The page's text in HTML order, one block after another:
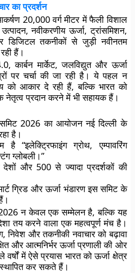
का प्रदर्शन
20,000 वर्ग मीटर में फैली विशाल
नवीकरणीय ऊर्जा, ट्रांसमिशन,
डिजिटल तकनीकों से जुड़ी नवीनतम
हैं।
कार्बन मार्केट, जलविद्युत और ऊर्जा
पर चर्चा की जा रही है। ये पहल न
को आकार दे रही हैं, बल्कि भारत को
नेतृत्व प्रदान करने में भी सहायक हैं।
समिट 2026 का आयोजन नई दिल्ली के
है।
“इलेक्ट्रिफाइंग ग्रोथ, एम्पावरिंग
ग्लोबली।”
और 500 से ज्यादा प्रदर्शकों की
ग्रिड और ऊर्जा भंडारण इस समिट के
2026 न केवल एक सम्मेलन है, बल्कि यह
तय करने वाला एक महत्वपूर्ण मंच है।
और तकनीकी नवाचार को बढ़ावा
और आत्मनिर्भर ऊर्जा प्रणाली की ओर
में ऐसे प्रयास भारत को ऊर्जा क्षेत्र
स्थापित कर सकते हैं।